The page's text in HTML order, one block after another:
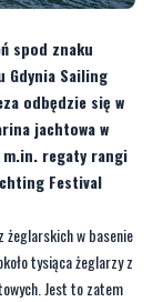
spod znaku
Gdynia Sailing
odbędzie się w
jachtowa w
m.in. regaty rangi
Festival
żeglarskich w basenie
tysiąca żeglarzy z
Jest to zatem